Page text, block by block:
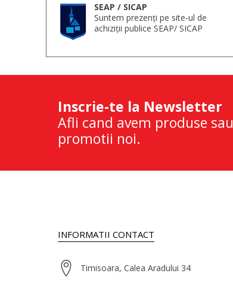
SEAP / SICAP
Suntem prezenți pe site-ul de
achiziții publice SEAP/ SICAP
Inscrie-te la Newsletter
Afli cand avem produse sau
promotii noi.
INFORMATII CONTACT
Timisoara, Calea Aradului 34